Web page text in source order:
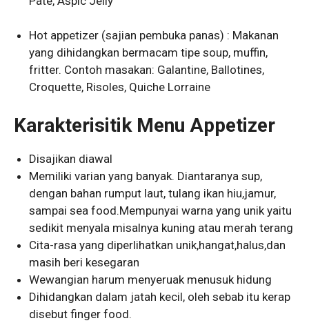
Hot appetizer (sajian pembuka panas) : Makanan
yang dihidangkan bermacam tipe soup, muffin,
fritter. Contoh masakan: Galantine, Ballotines,
Croquette, Risoles, Quiche Lorraine
Karakterisitik Menu Appetizer
Disajikan diawal
Memiliki varian yang banyak. Diantaranya sup,
dengan bahan rumput laut, tulang ikan hiu,jamur,
sampai sea food.Mempunyai warna yang unik yaitu
sedikit menyala misalnya kuning atau merah terang
Cita-rasa yang diperlihatkan unik,hangat,halus,dan
masih beri kesegaran
Wewangian harum menyeruak menusuk hidung
Dihidangkan dalam jatah kecil, oleh sebab itu kerap
disebut finger food.